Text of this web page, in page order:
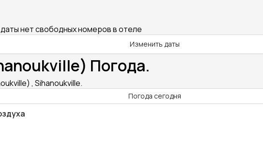
нет свободных номеров в отеле
Изменить даты
Погода.
, Sihanoukville.
Погода сегодня